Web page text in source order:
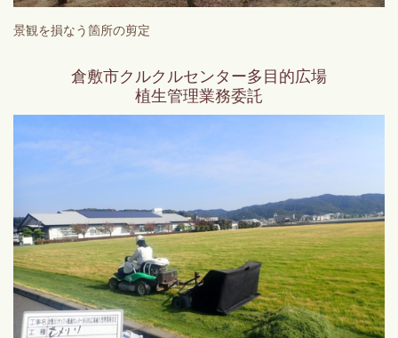
景観を損なう箇所の剪定
倉敷市クルクルセンター多目的広場
植生管理業務委託